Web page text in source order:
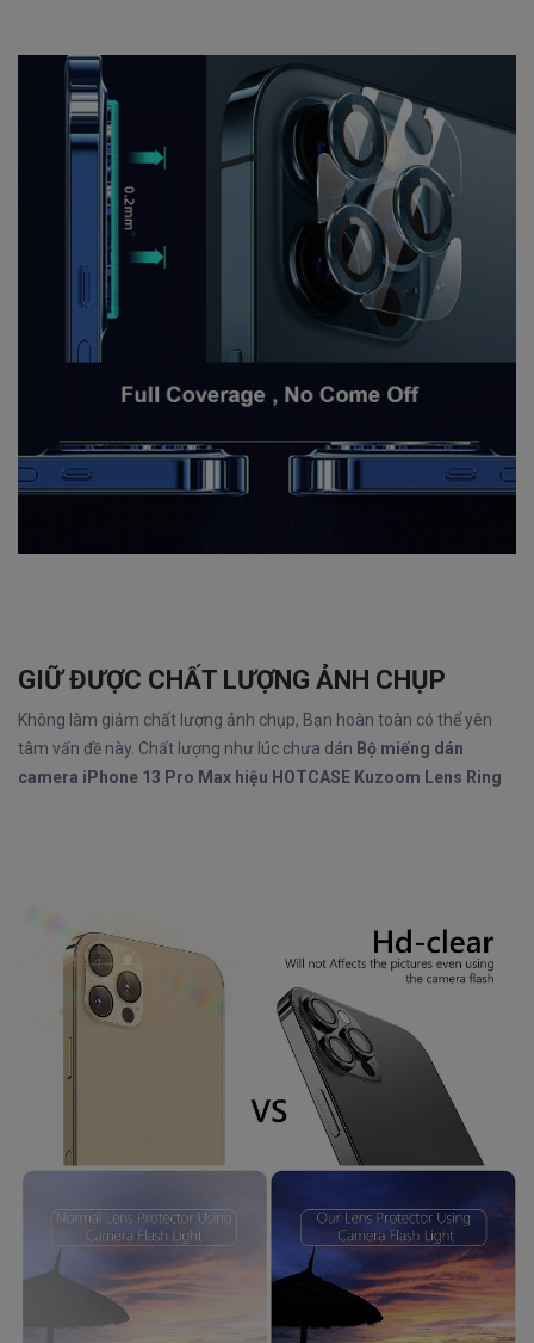
GIỮ ĐƯỢC CHẤT LƯỢNG ẢNH CHỤP
Không làm giảm chất lượng ảnh chụp, Bạn hoàn toàn có thể yên
tâm vấn đề này. Chất lượng như lúc chưa dán Bộ miếng dán
camera iPhone 13 Pro Max hiệu HOTCASE Kuzoom Lens Ring